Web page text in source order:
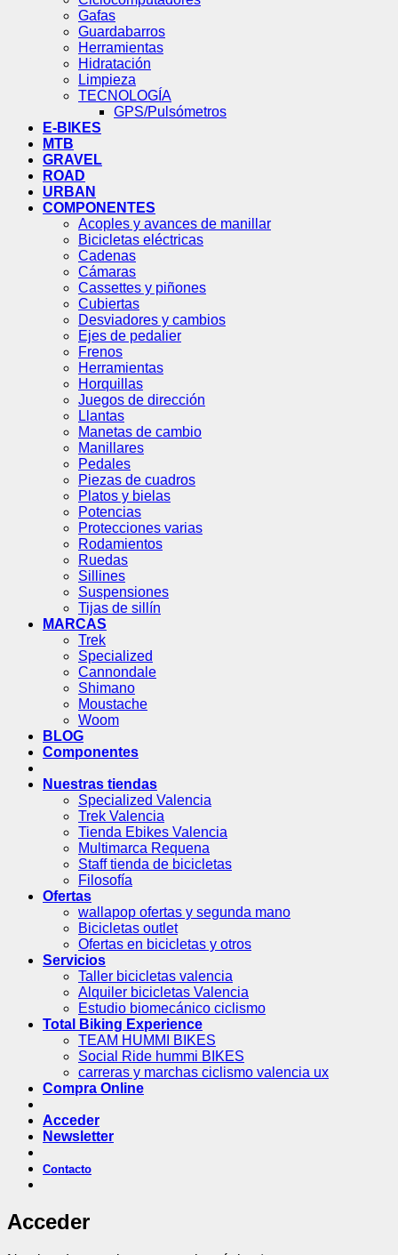
Gafas
Guardabarros
Herramientas
Hidratación
Limpieza
TECNOLOGÍA
GPS/Pulsómetros
E-BIKES
MTB
GRAVEL
ROAD
URBAN
COMPONENTES
Acoples y avances de manillar
Bicicletas eléctricas
Cadenas
Cámaras
Cassettes y piñones
Cubiertas
Desviadores y cambios
Ejes de pedalier
Frenos
Herramientas
Horquillas
Juegos de dirección
Llantas
Manetas de cambio
Manillares
Pedales
Piezas de cuadros
Platos y bielas
Potencias
Protecciones varias
Rodamientos
Ruedas
Sillines
Suspensiones
Tijas de sillín
MARCAS
Trek
Specialized
Cannondale
Shimano
Moustache
Woom
BLOG
Componentes
Nuestras tiendas
Specialized Valencia
Trek Valencia
Tienda Ebikes Valencia
Multimarca Requena
Staff tienda de bicicletas
Filosofía
Ofertas
wallapop ofertas y segunda mano
Bicicletas outlet
Ofertas en bicicletas y otros
Servicios
Taller bicicletas valencia
Alquiler bicicletas Valencia
Estudio biomecánico ciclismo
Total Biking Experience
TEAM HUMMI BIKES
Social Ride hummi BIKES
carreras y marchas ciclismo valencia ux
Compra Online
Acceder
Newsletter
Contacto
Acceder